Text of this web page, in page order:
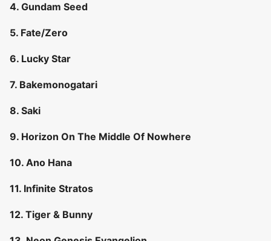
4. Gundam Seed
5. Fate/Zero
6. Lucky Star
7. Bakemonogatari
8. Saki
9. Horizon On The Middle Of Nowhere
10. Ano Hana
11. Infinite Stratos
12. Tiger & Bunny